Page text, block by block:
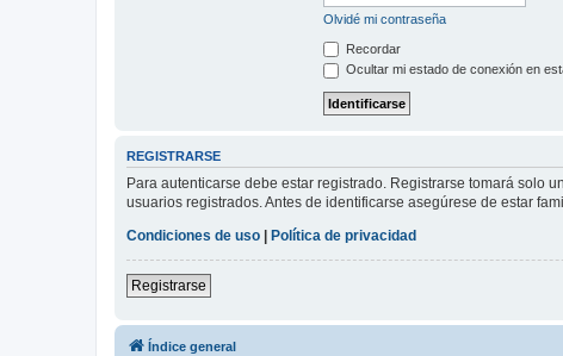
Olvidé mi contraseña
Recordar
Ocultar mi estado de conexión en
REGISTRARSE
Para autenticarse debe estar registrado. Registrarse tomará solo
usuarios registrados. Antes de identificarse asegúrese de estar
Condiciones de uso
Política de privacidad
Registrarse
Índice general